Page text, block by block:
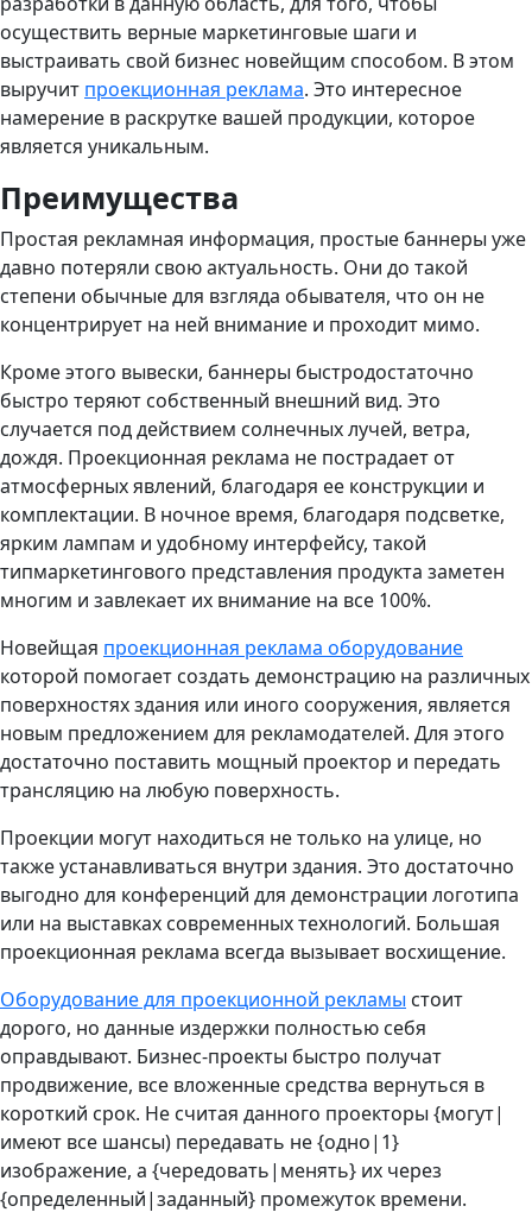
осуществить верные маркетинговые шаги и
выстраивать свой бизнес новейщим способом. В этом
выручит проекционная реклама. Это интересное
намерение в раскрутке вашей продукции, которое
является уникальным.
Преимущества
Простая рекламная информация, простые баннеры уже
давно потеряли свою актуальность. Они до такой
степени обычные для взгляда обывателя, что он не
концентрирует на ней внимание и проходит мимо.
Кроме этого вывески, баннеры быстродостаточно
быстро теряют собственный внешний вид. Это
случается под действием солнечных лучей, ветра,
дождя. Проекционная реклама не пострадает от
атмосферных явлений, благодаря ее конструкции и
комплектации. В ночное время, благодаря подсветке,
ярким лампам и удобному интерфейсу, такой
типмаркетингового представления продукта заметен
многим и завлекает их внимание на все 100%.
Новейщая проекционная реклама оборудование
которой помогает создать демонстрацию на различных
поверхностях здания или иного сооружения, является
новым предложением для рекламодателей. Для этого
достаточно поставить мощный проектор и передать
трансляцию на любую поверхность.
Проекции могут находиться не только на улице, но
также устанавливаться внутри здания. Это достаточно
выгодно для конференций для демонстрации логотипа
или на выставках современных технологий. Большая
проекционная реклама всегда вызывает восхищение.
Оборудование для проекционной рекламы стоит
дорого, но данные издержки полностью себя
оправдывают. Бизнес-проекты быстро получат
продвижение, все вложенные средства вернуться в
короткий срок. Не считая данного проекторы {могут|
имеют все шансы) передавать не {одно|1}
изображение, а {чередовать|менять} их через
{определенный|заданный} промежуток времени.